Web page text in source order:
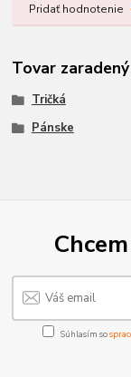
Pridať hodnotenie
Tovar
Tričká
Pánske
Súhlasím so